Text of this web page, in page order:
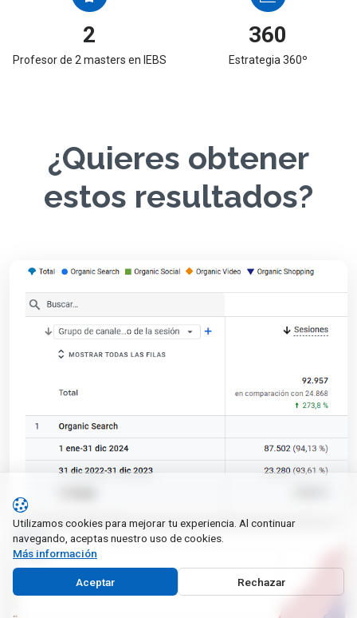
2
Profesor de 2 masters en IEBS
360
Estrategia 360º
¿Quieres obtener
estos resultados?
Utilizamos cookies para mejorar tu experiencia. Al continuar
navegando, aceptas nuestro uso de cookies.
Más información
Aceptar Rechazar